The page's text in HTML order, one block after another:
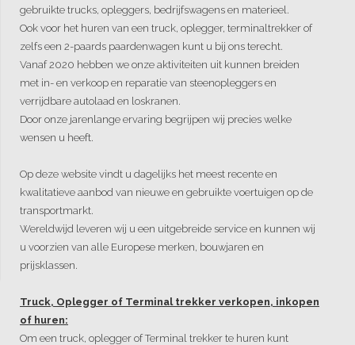
gebruikte trucks, opleggers, bedrijfswagens en materieel.
Ook voor het huren van een truck, oplegger, terminaltrekker of
zelfs een 2-paards paardenwagen kunt u bij ons terecht.
Vanaf 2020 hebben we onze aktiviteiten uit kunnen breiden
met in- en verkoop en reparatie van steenopleggers en
verrijdbare autolaad en loskranen.
Door onze jarenlange ervaring begrijpen wij precies welke
wensen u heeft.
Op deze website vindt u dagelijks het meest recente en
kwalitatieve aanbod van nieuwe en gebruikte voertuigen op de
transportmarkt.
Wereldwijd leveren wij u een uitgebreide service en kunnen wij
u voorzien van alle Europese merken, bouwjaren en
prijsklassen.
Truck, Oplegger of Terminal trekker verkopen, inkopen
of huren:
Om een truck, oplegger of Terminal trekker te huren kunt